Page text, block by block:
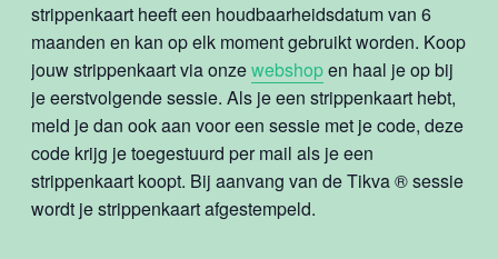
strippenkaart heeft een houdbaarheidsdatum van 6
maanden en kan op elk moment gebruikt worden. Koop
jouw strippenkaart via onzewebshopen haal je op bij
je eerstvolgende sessie. Als je een strippenkaart hebt,
meld je dan ook aan voor een sessie met je code, deze
code krijg je toegestuurd per mail als je een
strippenkaart koopt. Bij aanvang van de Tikva®sessie
wordt je strippenkaart afgestempeld.